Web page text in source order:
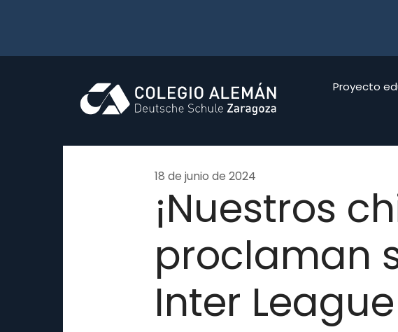
Proyecto
18 de junio de 2024
¡Nuestros
proclaman
Inter